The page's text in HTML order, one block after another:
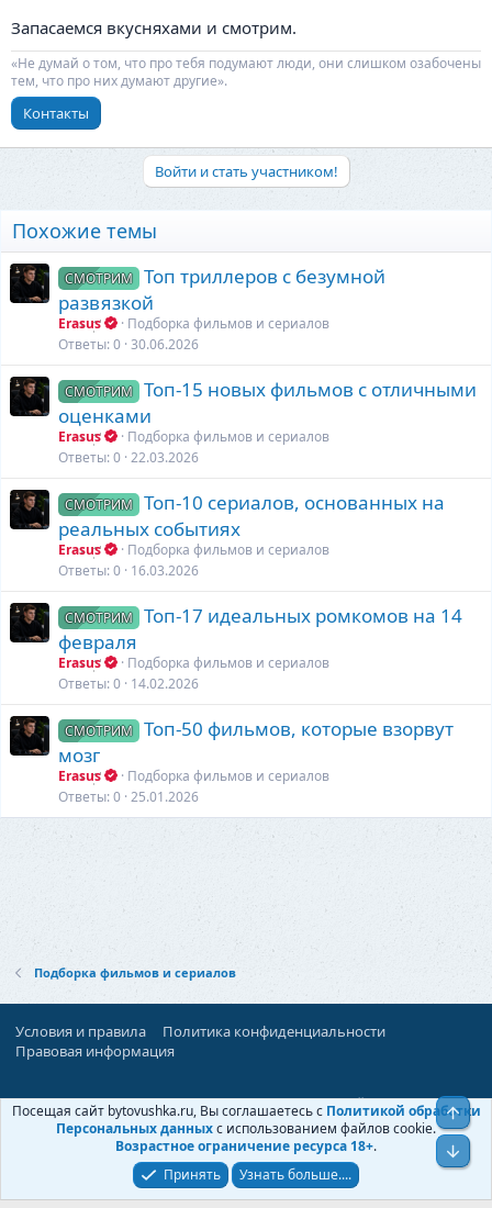
Запасаемся вкусняхами и смотрим.
«Не думай о том, что про тебя подумают люди, они слишком озабочены
тем, что про них думают другие».
Контакты
Войти и стать участником!
Похожие темы
СМОТРИМ
Топ триллеров с безумной
развязкой
Erasus
Подборка фильмов и сериалов
Ответы 0 30.06.2026
СМОТРИМ
Топ-15 новых фильмов с отличными
оценками
Erasus
Подборка фильмов и сериалов
Ответы 0 22.03.2026
СМОТРИМ
Топ-10 сериалов, основанных на
реальных событиях
Erasus
Подборка фильмов и сериалов
Ответы 0 16.03.2026
СМОТРИМ
Топ-17 идеальных ромкомов на 14
февраля
Erasus
Подборка фильмов и сериалов
Ответы 0 14.02.2026
СМОТРИМ
Топ-50 фильмов, которые взорвут
мозг
Erasus
Подборка фильмов и сериалов
Ответы 0 25.01.2026
Подборка фильмов и сериалов
Условия и правила
Политика конфиденциальности
Правовая информация
При поддержке:«Территория Дискуссий»
© Бытовушка, 2025-2026
Посещая сайт bytovushka.ru, Вы соглашаетесь с Политикой обработки
Персональных данныхс использованием файлов cookie.
Возрастное ограничение ресурса 18+.
Принять
Узнать больше....
Верх